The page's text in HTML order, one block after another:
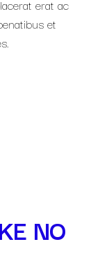
erat ac
et
NO